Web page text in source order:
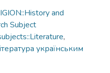
and
Subject
,
українським